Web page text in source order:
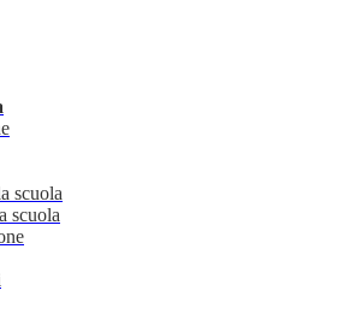
scuola
scuola